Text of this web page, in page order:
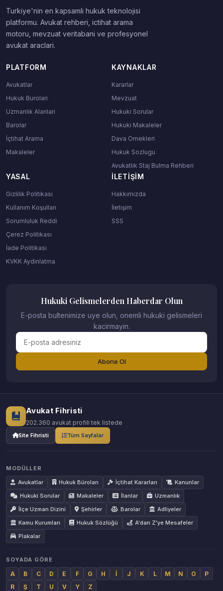
Turkiye'nin en kapsamli hukuk teknolojisi
platformu. Avukat rehberi, ictihat arama
motoru, mevzuat veritabani ve profesyonel
avukat araclari.
PLATFORM
Avukatlar
Hukuk Burolari
Uzmanlik Alanlari
Barolar
İçtihat Arama
Makaleler
KAYNAKLAR
Kararlar
Mevzuat
Hukuki Sorular
Hukuki Makaleler
Dava Ornekleri
Hukuk Sozlugu
Avukatlık Staj Bulma Rehberi
YASAL
Gizlilik Politikası
Kullanım Koşulları
Sorumluluk Reddi
Çerez Politikası
İade Politikası
KVKK Aydinlatma
İLETIŞIM
Hakkımızda
İletişim
SSS
Hukuki Gelismelerden Haberdar Olun
E-posta bultenimize uye olun, onemli hukuki gelismeleri
kacirmayin.
Abone Ol
Avukat Fihristi
202.360 avukat profili tek listede
Site Fihristi Tüm Sayfalar
MODÜLLER
Avukatlar
Hukuk Büroları İçtihat Kararları
Kanunlar
Hukuki Sorular
Makaleler İlanlar
Uzmanlık
İlçe Uzman Dizini
Şehirler Barolar
Adliyeler
Kamu Kurumları
Hukuk Sözlüğü
A'dan Z'ye Mesafeler
Plakalar
SOYADA GÖRE
A B C D E F G H İ J K L M N O
P
R
Ş T U V Y Z